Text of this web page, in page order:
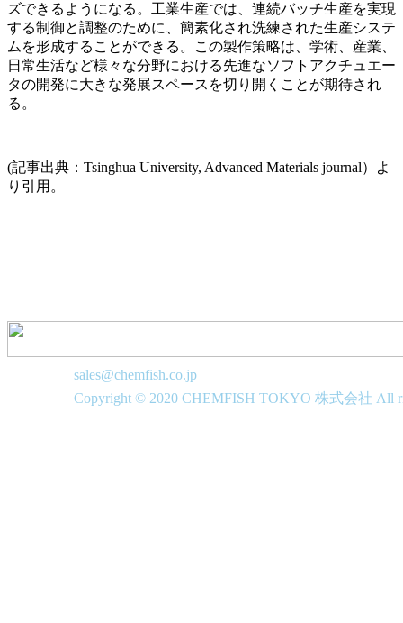
ズできるようになる。工業生産では、連続バッチ生産を実現
する制御と調整のために、簡素化され洗練された生産システ
ムを形成することができる。この製作策略は、学術、産業、
日常生活など様々な分野における先進なソフトアクチュエー
タの開発に大きな発展スペースを切り開くことが期待され
る。
(記事出典：Tsinghua University, Advanced Materials journal）よ
り引用。
sales@chemfish.co.jp
Copyright © 2020 CHEMFISH TOKYO 株式会社 All